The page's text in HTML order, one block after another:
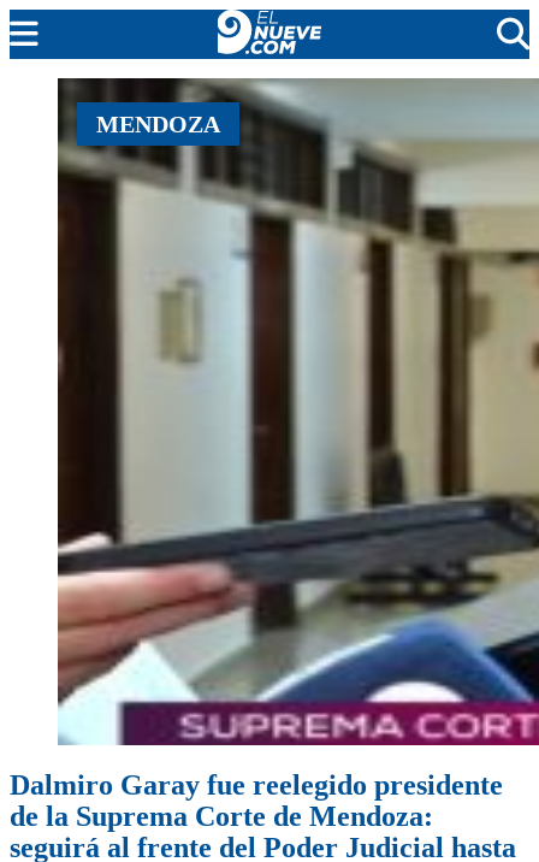
EL NUEVE
SOCIEDAD
POLÍTICA
MENDOZA
Dalmiro Garay fue reelegido presidente
de la Suprema Corte de Mendoza:
seguirá al frente del Poder Judicial hasta